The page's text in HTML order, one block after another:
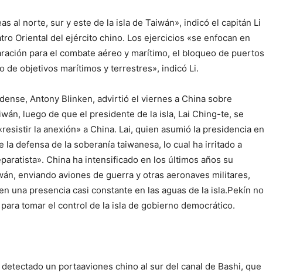
al norte, sur y este de la isla de Taiwán», indicó el capitán Li
Oriental del ejército chino. Los ejercicios «se enfocan en
para el combate aéreo y marítimo, el bloqueo de puertos
de objetivos marítimos y terrestres», indicó Li.
Antony Blinken, advirtió el viernes a China sobre
luego de que el presidente de la isla, Lai Ching-te, se
la anexión» a China. Lai, quien asumió la presidencia en
la defensa de la soberanía taiwanesa, lo cual ha irritado a
China ha intensificado en los últimos años su
enviando aviones de guerra y otras aeronaves militares,
una presencia casi constante en las aguas de la isla.Pekín no
tomar el control de la isla de gobierno democrático.
un portaaviones chino al sur del canal de Bashi, que